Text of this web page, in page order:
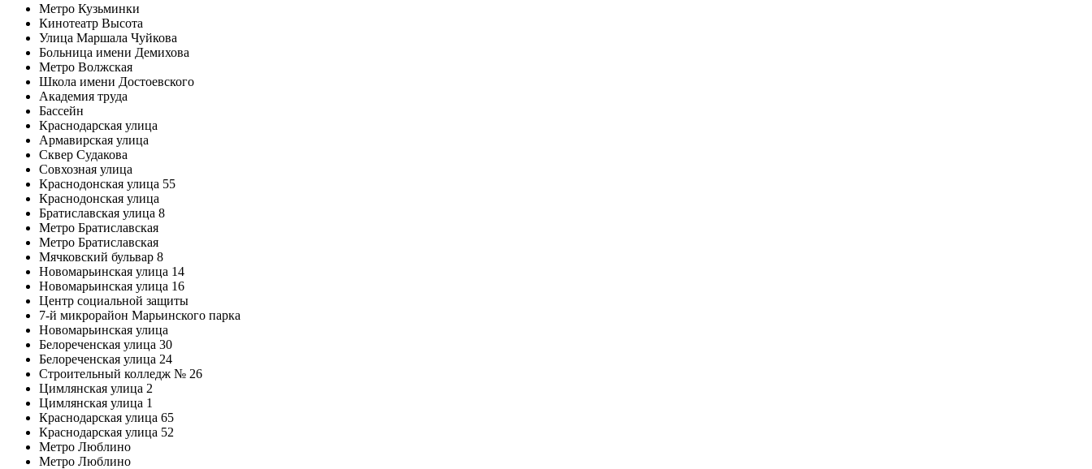
Метро Кузьминки
Кинотеатр Высота
Улица Маршала Чуйкова
Больница имени Демихова
Метро Волжская
Школа имени Достоевского
Академия труда
Бассейн
Краснодарская улица
Армавирская улица
Сквер Судакова
Совхозная улица
Краснодонская улица 55
Краснодонская улица
Братиславская улица 8
Метро Братиславская
Метро Братиславская
Мячковский бульвар 8
Новомарьинская улица 14
Новомарьинская улица 16
Центр социальной защиты
7-й микрорайон Марьинского парка
Новомарьинская улица
Белореченская улица 30
Белореченская улица 24
Строительный колледж № 26
Цимлянская улица 2
Цимлянская улица 1
Краснодарская улица 65
Краснодарская улица 52
Метро Люблино
Метро Люблино